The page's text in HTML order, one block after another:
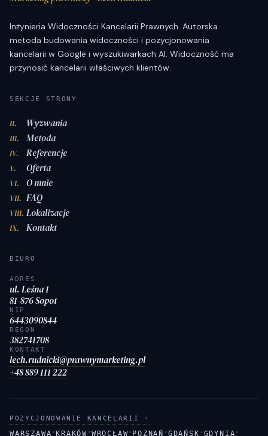
Inżynieria Widoczności Kancelarii Prawnych. Autorska
metoda budowania widoczności i pozycjonowania
kancelarii w Google i wyszukiwarkach AI. Widoczność ma
przynosić kancelarii właściwych klientów.
SEKCJE STRONY
II. Wyzwania
III. Metoda
IV. Referencje
V. Oferta
VI. O mnie
VII. FAQ
VIII. Lokalizacje
IX. Kontakt
BIURO
ADRES
ul. Leśna 1
81-876 Sopot
NIP
6443090844
REGON
382741708
KONTAKT
lech.rudnicki@prawnymarketing.pl
+48 889 111 222
POZYCJONOWANIE KANCELARII ·
WARSZAWA ·KRAKÓW ·WROCŁAW· POZNAŃ ·GDAŃSK ·GDYNIA ·